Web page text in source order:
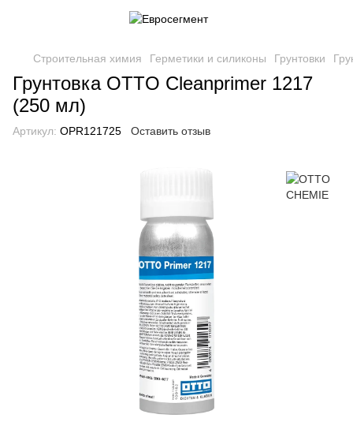
Строительная химия Герметики и силиконы Грунтовки
Грунтовка OTTO Cleanprimer 1217
(250 мл)
Артикул: OPR121725 Оставить отзыв